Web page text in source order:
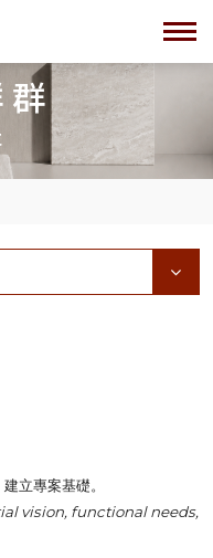
群
立專案基礎。
vision, functional needs,